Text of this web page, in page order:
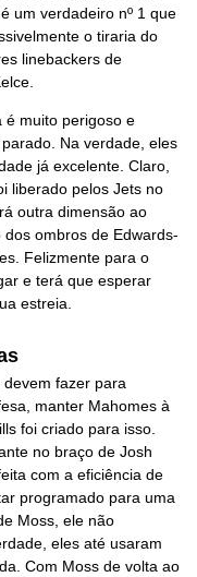
um verdadeiro nº 1 que
o tiraria do
linebackers de
é muito perigoso e
Na verdade, eles
já excelente. Claro,
liberado pelos Jets no
outra dimensão ao
ombros de Edwards-
Felizmente para o
e terá que esperar
estreia.
fazer para
manter Mahomes à
foi criado para isso.
no braço de Josh
com a eficiência de
programado para uma
Moss, ele não
eles até usaram
Com Moss de volta ao